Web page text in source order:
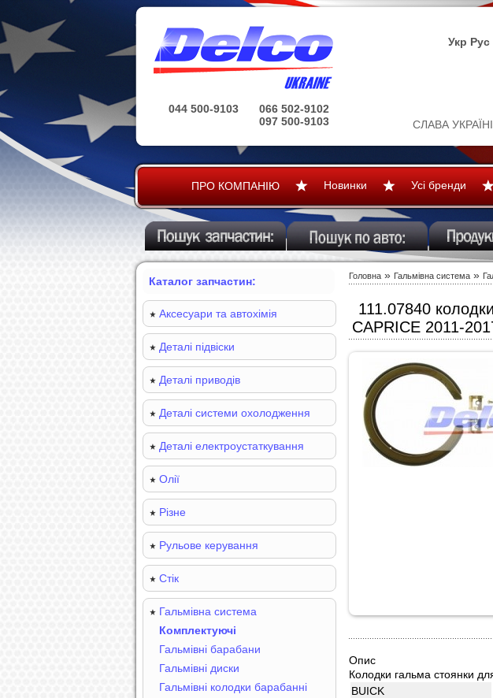
Укр Рус
044 500-9103
066 502-9102
097 500-9103
СЛАВА
ПРО КОМПАНІЮ Новинки Усі бренди
Головна » Гальмівна система »
111.07840
CAPRICE 2011-
Опис
Колодки гальма стоянки
BUICK
Каталог запчастин:
Аксесуари та автохімія
Деталі підвіски
Деталі приводів
Деталі системи охолодження
Деталі електроустаткування
Олії
Різне
Рульове керування
Стік
Гальмівна система
Комплектуючі
Гальмівні барабани
Гальмівні диски
Гальмівні колодки барабанні